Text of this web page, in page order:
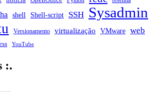
shell Shell-script SSH Sysadmin
Versionamento virtualização VMware web
YouTube
:.